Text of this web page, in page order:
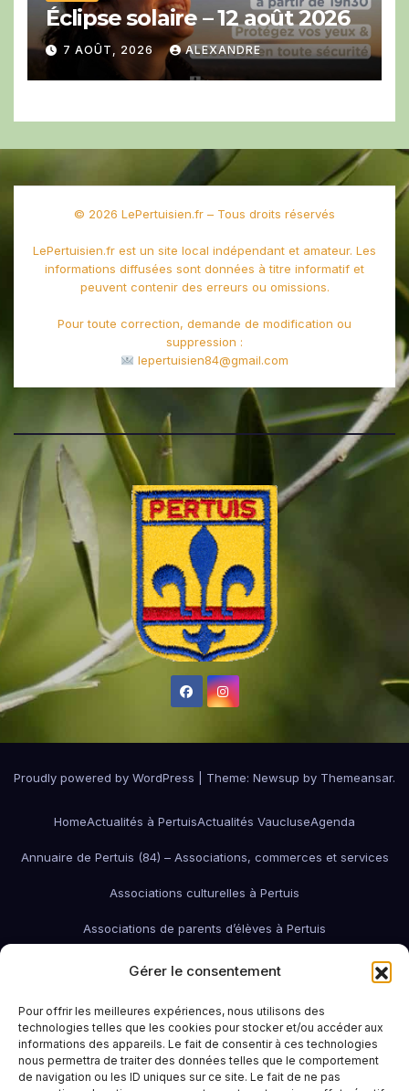
Gérer le consentement
Pour offrir les meilleures expériences, nous utilisons des
technologies telles que les cookies pour stocker et/ou accéder aux
informations des appareils. Le fait de consentir à ces technologies
nous permettra de traiter des données telles que le comportement
de navigation ou les ID uniques sur ce site. Le fait de ne pas
Éclipse solaire – 12 août 2026
7 AOÛT, 2026 ALEXANDRE
© 2026 LePertuisien.fr – Tous droits réservés
LePertuisien.fr est un site local indépendant et amateur. Les
informations diffusées sont données à titre informatif et
peuvent contenir des erreurs ou omissions.
Pour toute correction, demande de modification ou
suppression :
lepertuisien84@gmail.com
Proudly powered by WordPress Theme: Newsup by Themeansar.
HomeActualités à PertuisActualités VaucluseAgenda
Annuaire de Pertuis (84) – Associations, commerces et services
Associations culturelles à Pertuis
Associations de parents d’élèves à Pertuis
Associations de quartier à Pertuis
associations économiques Pertuis
Associations humanitaires et sociales Associations patriotiques